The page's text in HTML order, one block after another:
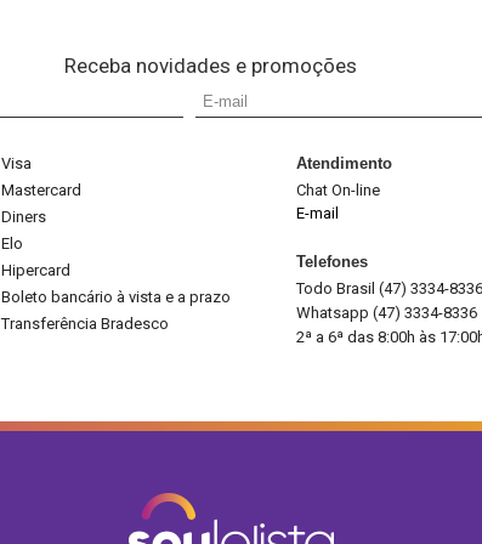
Receba novidades e promoções
Visa
Mastercard
Diners
Elo
Hipercard
Boleto bancário à vista e a prazo
Transferência Bradesco
Atendimento
Chat On-line
E-mail
Telefones
Todo Brasil (47) 3334-8336
Whatsapp (47) 3334-8336
2ª a 6ª das 8:00h às